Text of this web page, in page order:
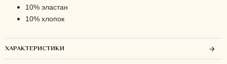
10% эластан
10% хлопок
ХАРАКТЕРИСТИКИ